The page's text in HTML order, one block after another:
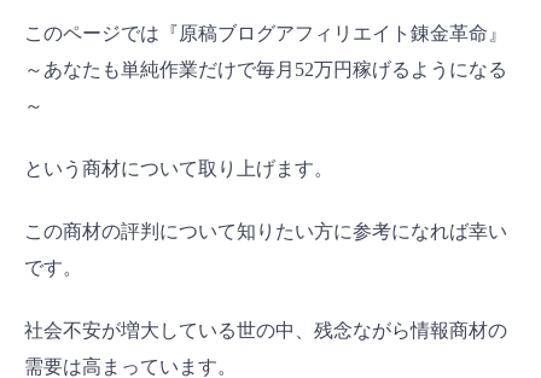
このページでは『原稿ブログアフィリエイト錬金革命』
～あなたも単純作業だけで毎月52万円稼げるようになる
～
という商材について取り上げます。
この商材の評判について知りたい方に参考になれば幸い
です。
社会不安が増大している世の中、残念ながら情報商材の
需要は高まっています。